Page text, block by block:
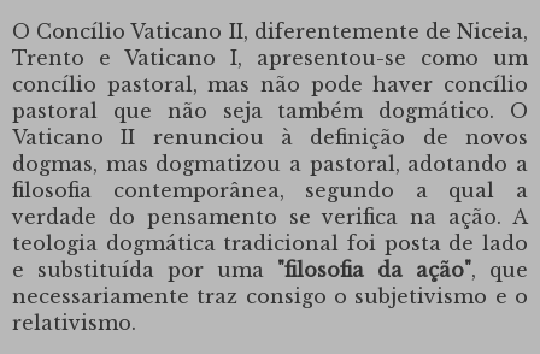
O Concílio Vaticano II, diferentemente de Niceia,
Trento e Vaticano I, apresentou-se como um
concílio pastoral, mas não pode haver concílio
pastoral que não seja também dogmático.
O
Vaticano II renunciou à definição de novos
dogmas, mas dogmatizou a pastoral, adotando a
filosofia contemporânea, segundo a qual a
verdade do pensamento se verifica na ação. A
teologia dogmática tradicional foi posta de lado
e substituída por uma "filosofia da ação", que
necessariamente traz consigo o subjetivismo e o
relativismo.